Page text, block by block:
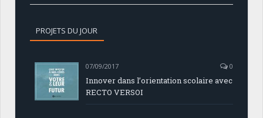
PROJETS DU JOUR
07/09/2017 0
Innover dans l’orientation scolaire avec
RECTO VERSOI